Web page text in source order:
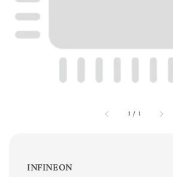
1 / 1
INFINEON